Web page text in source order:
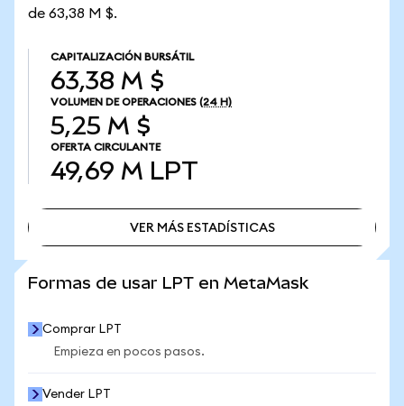
de 63,38 M $.
CAPITALIZACIÓN BURSÁTIL
63,38 M $
VOLUMEN DE OPERACIONES (24 H)
5,25 M $
OFERTA CIRCULANTE
49,69 M LPT
VER MÁS ESTADÍSTICAS
Formas de usar LPT en MetaMask
Comprar LPT
Empieza en pocos pasos.
Vender LPT